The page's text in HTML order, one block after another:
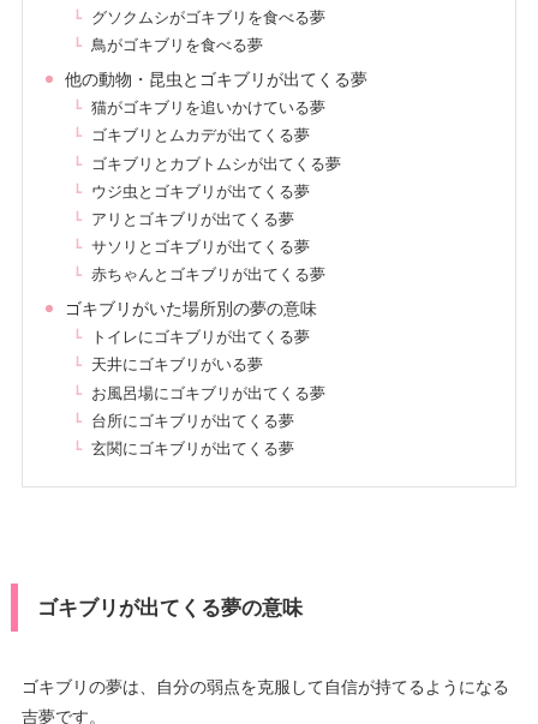
グソクムシがゴキブリを食べる夢
鳥がゴキブリを食べる夢
他の動物・昆虫とゴキブリが出てくる夢
猫がゴキブリを追いかけている夢
ゴキブリとムカデが出てくる夢
ゴキブリとカブトムシが出てくる夢
ウジ虫とゴキブリが出てくる夢
アリとゴキブリが出てくる夢
サソリとゴキブリが出てくる夢
赤ちゃんとゴキブリが出てくる夢
ゴキブリがいた場所別の夢の意味
トイレにゴキブリが出てくる夢
天井にゴキブリがいる夢
お風呂場にゴキブリが出てくる夢
台所にゴキブリが出てくる夢
玄関にゴキブリが出てくる夢
ゴキブリが出てくる夢の意味
ゴキブリの夢は、自分の弱点を克服して自信が持てるようになる
吉夢です。